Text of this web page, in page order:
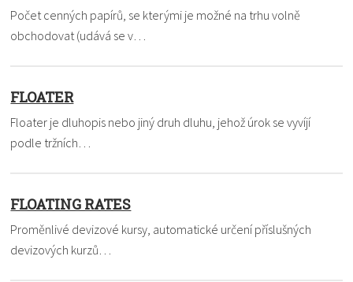
Počet cenných papírů, se kterými je možné na trhu volně
obchodovat (udává se v…
FLOATER
Floater je dluhopis nebo jiný druh dluhu, jehož úrok se vyvíjí
podle tržních…
FLOATING RATES
Proměnlivé devizové kursy, automatické určení příslušných
devizových kurzů…